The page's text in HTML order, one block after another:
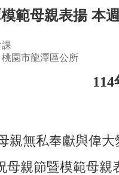
範母親表揚 本
園市龍潭區公所
114
親無私奉獻與偉
母親節暨模範母